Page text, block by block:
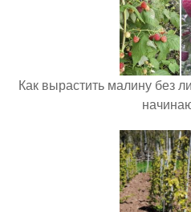
Как вырастить малину без